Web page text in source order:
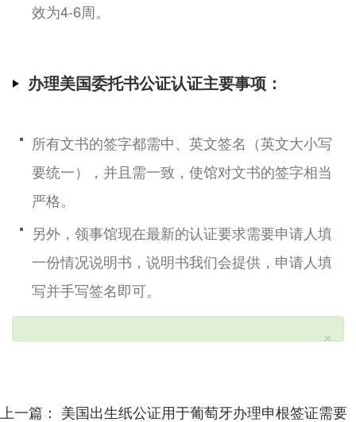
效为4-6周。
办理美国委托书公证认证主要事项：
所有文书的签字都需中、英文签名（英文大小写
要统一），并且需一致，使馆对文书的签字相当
严格。
另外，领事馆现在最新的认证要求需要申请人填
一份情况说明书，说明书我们会提供，申请人填
写并手写签名即可。
×
上一篇： 美国出生纸公证用于葡萄牙办理申根签证需要